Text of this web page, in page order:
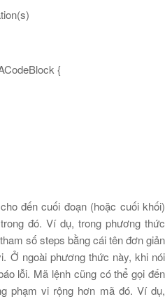
{
đến cuối đoạn (hoặc cuối khối)
đó. Ví dụ, trong phương thức
số steps bằng cái tên đơn giản
Ở ngoài phương thức này, khi nói
lỗi. Mã lệnh cũng có thể gọi đến
phạm vi rộng hơn mã đó. Ví dụ,